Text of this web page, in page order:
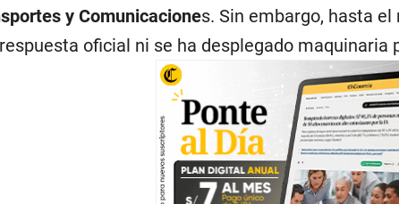
y Comunicaciones. Sin embargo, hasta
oficial ni se ha desplegado maquinaria